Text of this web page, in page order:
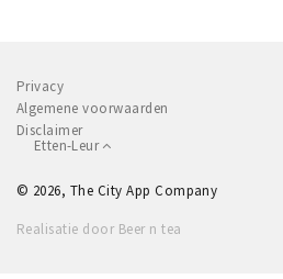
Privacy
Algemene voorwaarden
Disclaimer
Etten-Leur
© 2026, The City App Company
Realisatie door Beer n tea